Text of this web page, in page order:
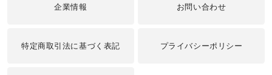
企業情報 お問い合わせ
特定商取引法に基づく表記 プライバシーポリシー